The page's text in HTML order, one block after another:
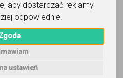
, aby dostarczać reklamy
odpowiednie.
ustawień
online